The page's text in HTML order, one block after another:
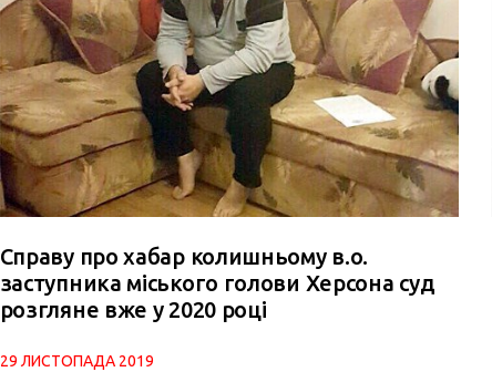
Справу про хабар колишньому в.о.
заступника міського голови Херсона суд
розгляне вже у 2020 році
29 ЛИСТОПАДА 2019